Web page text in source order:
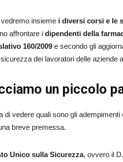
insieme i diversi corsi e le
affrontare i dipendenti della
160/2009 e secondo gli
dei lavoratori delle aziende
un piccolo
di vedere quali sono gli
breve premessa.
Unico sulla Sicurezza, ovvero il